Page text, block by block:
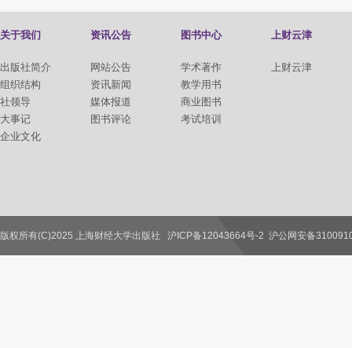
关于我们
出版社简介
组织结构
社领导
大事记
企业文化
资讯公告
网站公告
资讯新闻
媒体报道
图书评论
图书中心
学术著作
教学用书
商业图书
考试培训
上财云津
上财云津
联系我们
版权所有(C)2025 上海财经大学出版社 沪ICP备12043664号-2 沪公网安备